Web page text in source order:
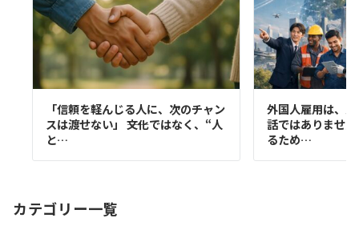
「信頼を軽んじる人に、次のチャン
スは渡せない」 ――文化ではなく、“人
と…
外国人雇用は、
話ではありませ
るため…
カテゴリー一覧